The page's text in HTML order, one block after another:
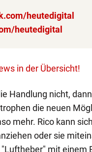
heutedigital
heutedigital
in der Übersicht!
Handlung nicht,
die neuen
mehr. Rico kann
oder sie
mit einem